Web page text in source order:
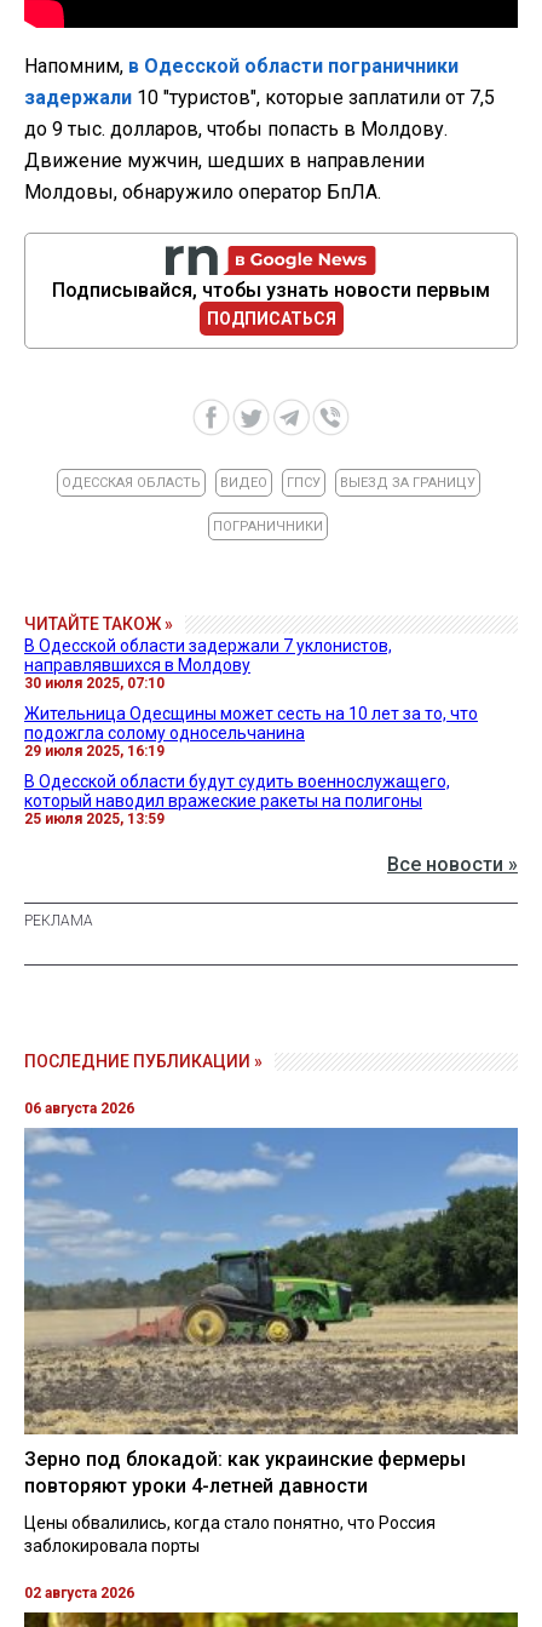
Напомним, в Одесской области пограничники
задержали 10 "туристов", которые заплатили от 7,5
до 9 тыс. долларов, чтобы попасть в Молдову.
Движение мужчин, шедших в направлении
Молдовы, обнаружило оператор БпЛА.
Подписывайся, чтобы узнать новости первым
ПОДПИСАТЬСЯ
ОДЕССКАЯ ОБЛАСТЬ ВИДЕО ГПСУ ВЫЕЗД ЗА ГРАНИЦУ
ПОГРАНИЧНИКИ
ЧИТАЙТЕ ТАКОЖ »
В Одесской области задержали 7 уклонистов,
направлявшихся в Молдову
30 июля 2025, 07:10
Жительница Одесщины может сесть на 10 лет за то, что
подожгла солому односельчанина
29 июля 2025, 16:19
В Одесской области будут судить военнослужащего,
который наводил вражеские ракеты на полигоны
25 июля 2025, 13:59
Все новости »
ПОСЛЕДНИЕ ПУБЛИКАЦИИ »
06 августа 2026
Зерно под блокадой: как украинские фермеры
повторяют уроки 4-летней давности
Цены обвалились, когда стало понятно, что Россия
заблокировала порты
02 августа 2026